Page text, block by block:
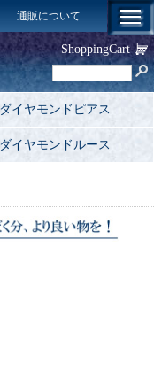
通販について
ダイヤモンドピアス
ダイヤモンドルース
ShoppingCart